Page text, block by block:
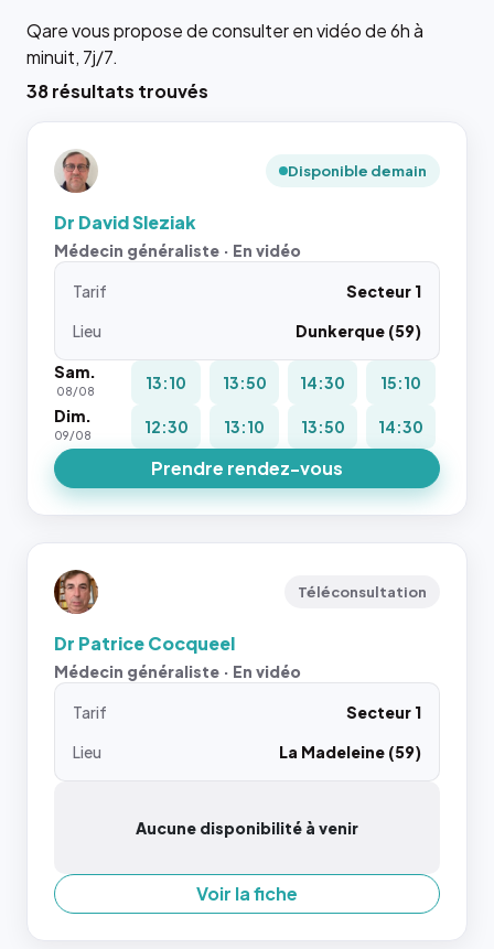
Qare vous propose de consulter en vidéo de 6h à
minuit, 7j/7.
38 résultats trouvés
Disponible demain
Dr David Sleziak
Médecin généraliste · En vidéo
Tarif
Secteur 1
Lieu
Dunkerque (59)
Sam.
08/08 13:10 13:50 14:30
15:10
Dim.
09/08 12:30 13:10 13:50 14:30
Prendre rendez-vous
Téléconsultation
Dr Patrice Cocqueel
Médecin généraliste · En vidéo
Tarif
Secteur 1
Lieu
La Madeleine (59)
Aucune disponibilité à venir
Voir la fiche